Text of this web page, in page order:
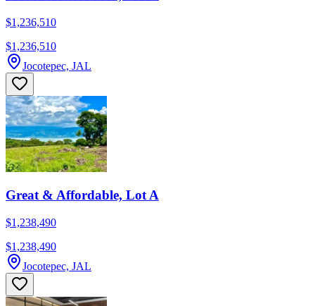
$1,236,510
$1,236,510
Jocotepec, JAL
Great & Affordable, Lot A
$1,238,490
$1,238,490
Jocotepec, JAL